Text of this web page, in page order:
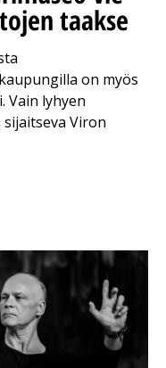
taakse
on myös
Vain lyhyen
Viron